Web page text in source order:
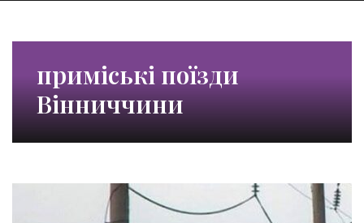
приміські поїзди
Вінниччини